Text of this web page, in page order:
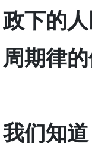
政下的
周期律的
我们知